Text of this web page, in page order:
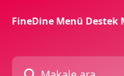
FineDine Menü Destek
Makale ara...